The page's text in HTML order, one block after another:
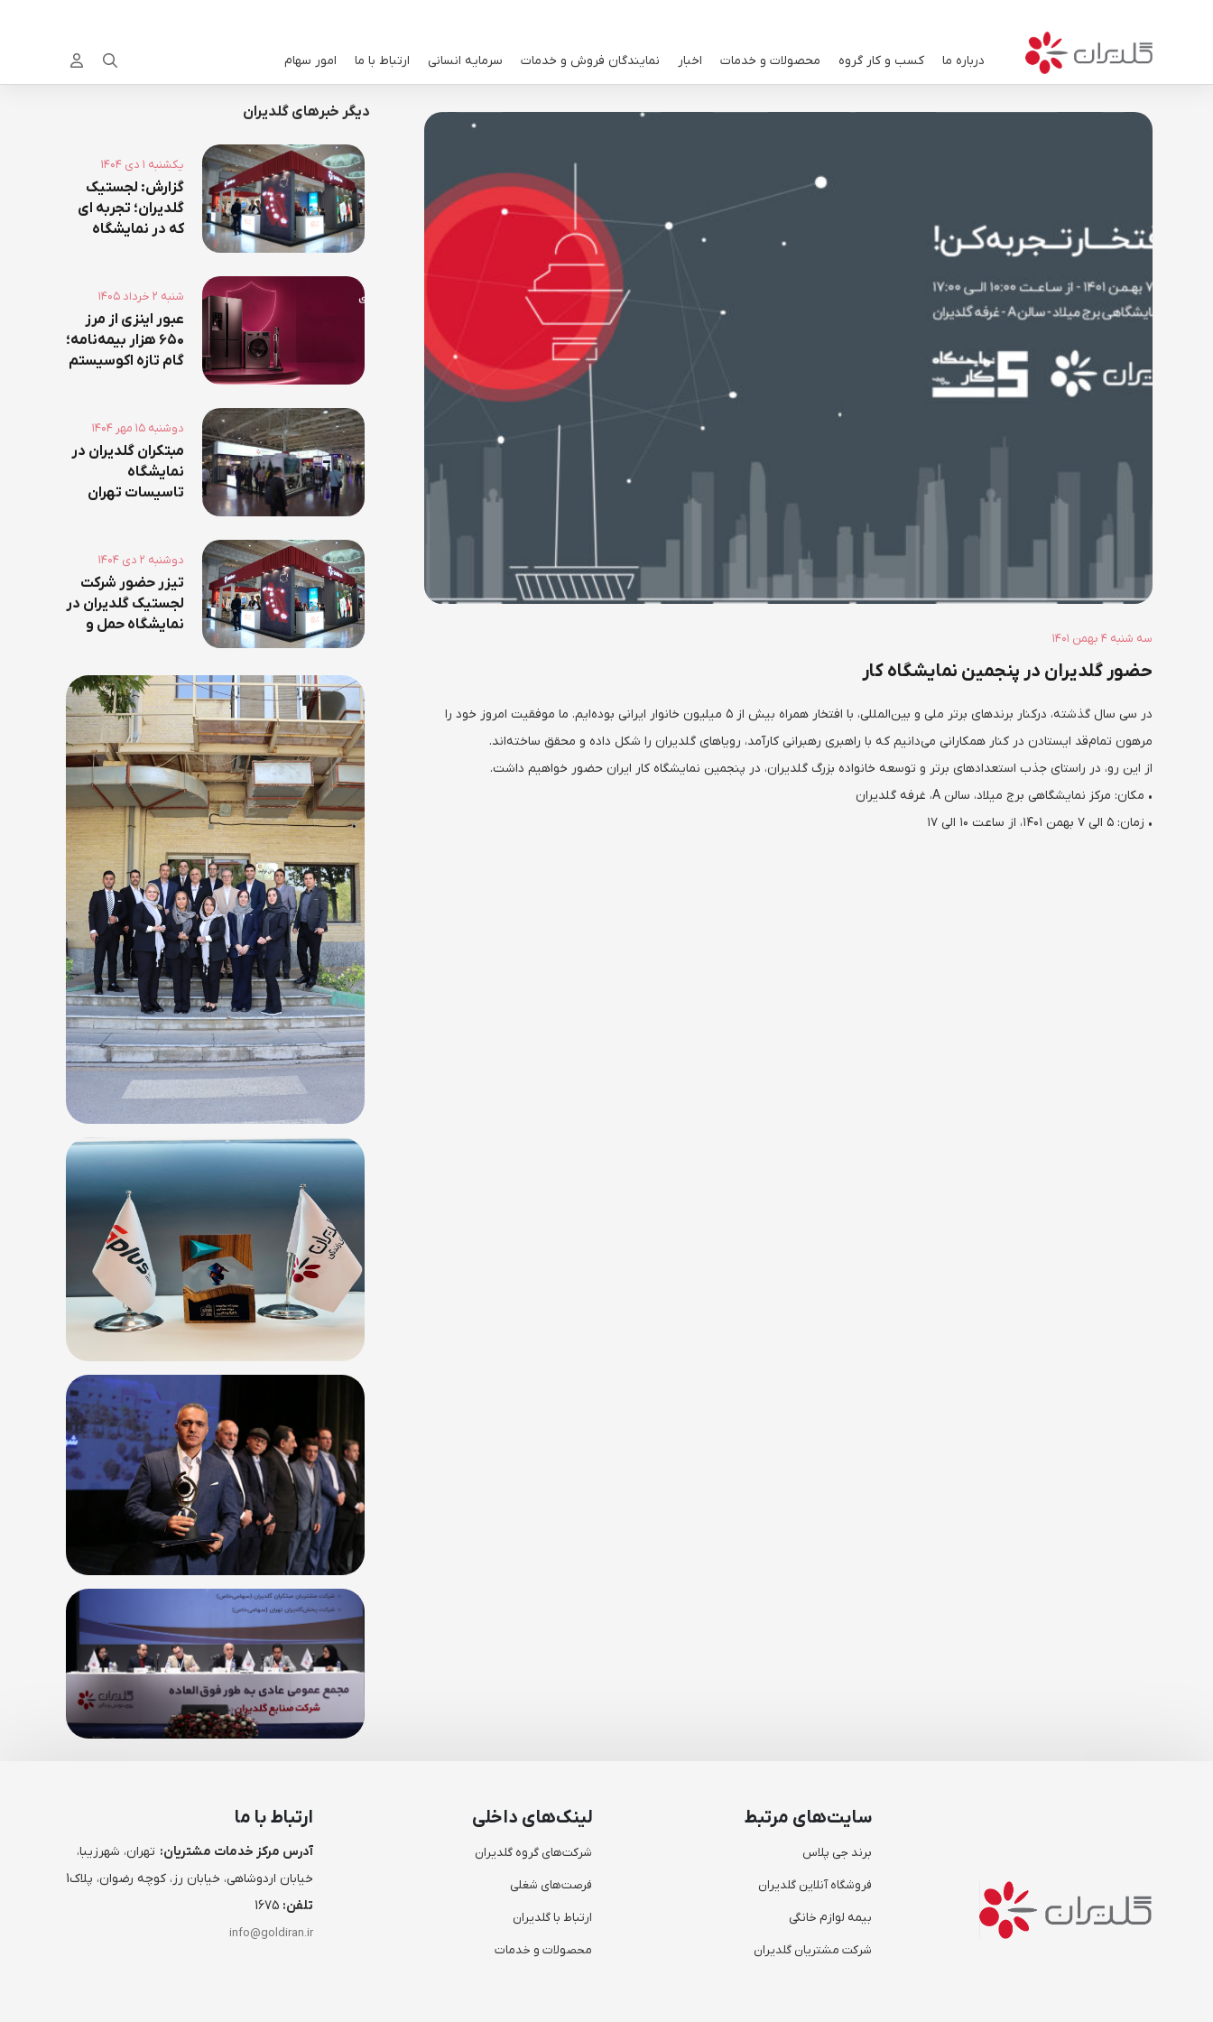
درباره ما کسب و کار گروه محصولات و خدمات اخبار نمایندگان فروش و خدمات سرمایه انسانی ارتباط با ما امور سهام  
۱۴۰۱ سه شنبه ۴ بهمن
حضور گلدیران در پنجمین نمایشگاه کار
در سی سال گذشته، درکنار برندهای برتر ملی و بین‌المللی، با افتخار همراه بیش از ۵ میلیون خانوار ایرانی بوده‌ایم. ما موفقیت امروز خود را
مرهون تمام‌قد ایستادن در کنار همکارانی می‌دانیم که با راهبری رهبرانی کارآمد، رویاهای گلدیران را شکل داده و محقق ساخته‌اند.
از این رو، در راستای جذب استعدادهای برتر و توسعه خانواده بزرگ گلدیران، در پنجمین نمایشگاه کار ایران حضور خواهیم داشت.
• مکان: مرکز نمایشگاهی برج میلاد، سالن A، غرفه گلدیران
• زمان: ۵ الی ۷ بهمن ۱۴۰۱، از ساعت ۱۰ الی ۱۷
دیگر خبرهای گلدیران
۱۴۰۴ يکشنبه ۱ دي
گزارش: لجستیک
گلدیران؛ تجربه ای
که در نمایشگاه
۱۴۰۵ شنبه ۲ خرداد
عبور اینزی از مرز
۶۵۰ هزار بیمه‌نامه؛
گام تازه اکوسیستم
۱۴۰۴ دوشنبه ۱۵ مهر
مبتکران گلدیران در
نمایشگاه
تاسیسات تهران
مطبوع
۱۴۰۴ دوشنبه ۲ دي
تیزر حضور شرکت
لجستیک گلدیران در
نمایشگاه حمل و
سایت‌های مرتبط
برند جی پلاس
فروشگاه آنلاین گلدیران
بیمه لوازم خانگی
شرکت مشتریان گلدیران
لینک‌های داخلی
شرکت‌های گروه گلدیران
فرصت‌های شغلی
ارتباط با گلدیران
محصولات و خدمات
ارتباط با ما
آدرس مرکز خدمات مشتریان: تهران، شهرزیبا،
خیابان اردوشاهی، خیابان رز، کوچه رضوان، پلاک1
تلفن: 1675
info@goldiran.ir